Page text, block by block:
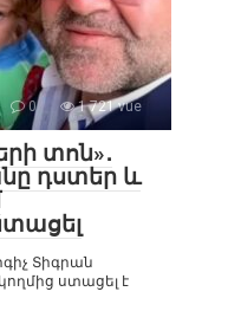
0 1 721 vue
տոն»․
դստեր և
Տիգրան
ստացել է